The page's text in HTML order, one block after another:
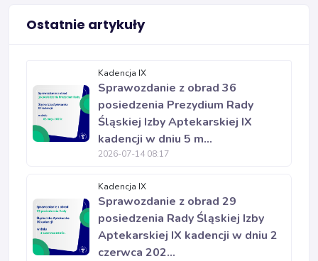
Ostatnie artykuły
Kadencja IX
Sprawozdanie z obrad 36
posiedzenia Prezydium Rady
Śląskiej Izby Aptekarskiej IX
kadencji w dniu 5 m...
2026-07-14 08:17
Kadencja IX
Sprawozdanie z obrad 29
posiedzenia Rady Śląskiej Izby
Aptekarskiej IX kadencji w dniu 2
czerwca 202...